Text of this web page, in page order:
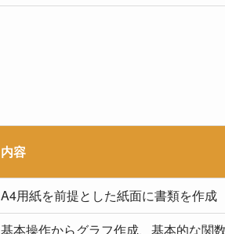
内容
A4用紙を前提とした紙面に書類を作成
基本操作からグラフ作成、基本的な関数